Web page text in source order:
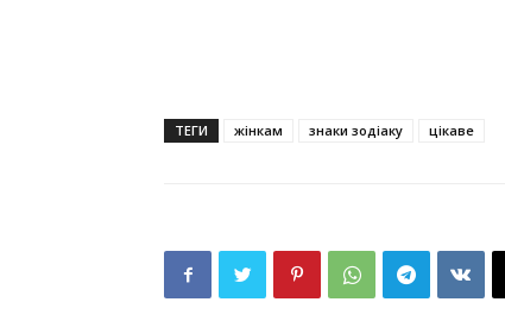
ТЕГИ жінкам знаки зодіаку цікаве